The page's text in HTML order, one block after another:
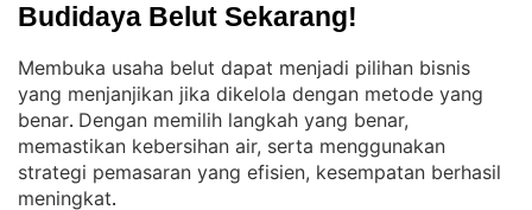
Budidaya Belut Sekarang!
Membuka usaha belut dapat menjadi pilihan bisnis
yang menjanjikan jika dikelola dengan metode yang
benar. Dengan memilih langkah yang benar,
memastikan kebersihan air, serta menggunakan
strategi pemasaran yang efisien, kesempatan berhasil
meningkat.